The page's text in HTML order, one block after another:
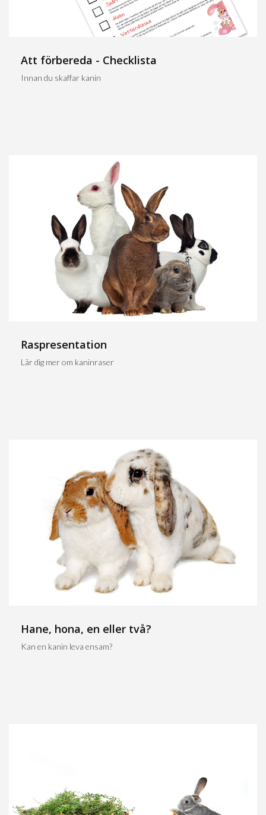
Att förbereda - Checklista
Innan du skaffar kanin
Raspresentation
Lär dig mer om kaninraser
Hane, hona, en eller två?
Kan en kanin leva ensam?